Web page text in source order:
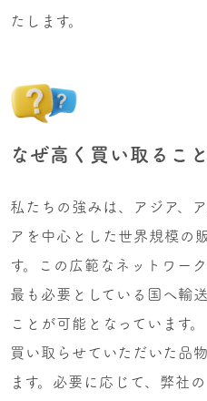
たします。
なぜ高く買い取るこ
私たちの強みは、アジア、
アを中心とした世界規模の
す。この広範なネットワー
最も必要としている国へ輸
ことが可能となっています。
買い取らせていただいた品
ます。必要に応じて、弊社